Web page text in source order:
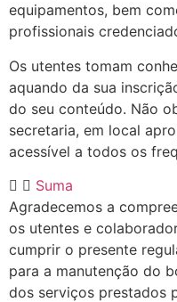
equipamentos, bem
profissionais
Os utentes tomam
aquando da sua
do seu conteúdo. Não
secretaria, em local
acessível a todos os
Suma
Agradecemos a
os utentes e
cumprir o presente
para a manutenção do
dos serviços prestados